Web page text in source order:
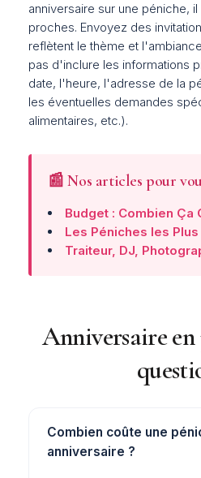
anniversaire sur une péniche,
proches. Envoyez des
reflètent le thème et
pas d'inclure les informations
date, l'heure, l'adresse de la
les éventuelles demandes
alimentaires, etc.).
📰 Nos articles pour
Budget : Combien Ça
Les Péniches les
Traiteur, DJ,
Anniversaire en
Combien coûte une
anniversaire ?